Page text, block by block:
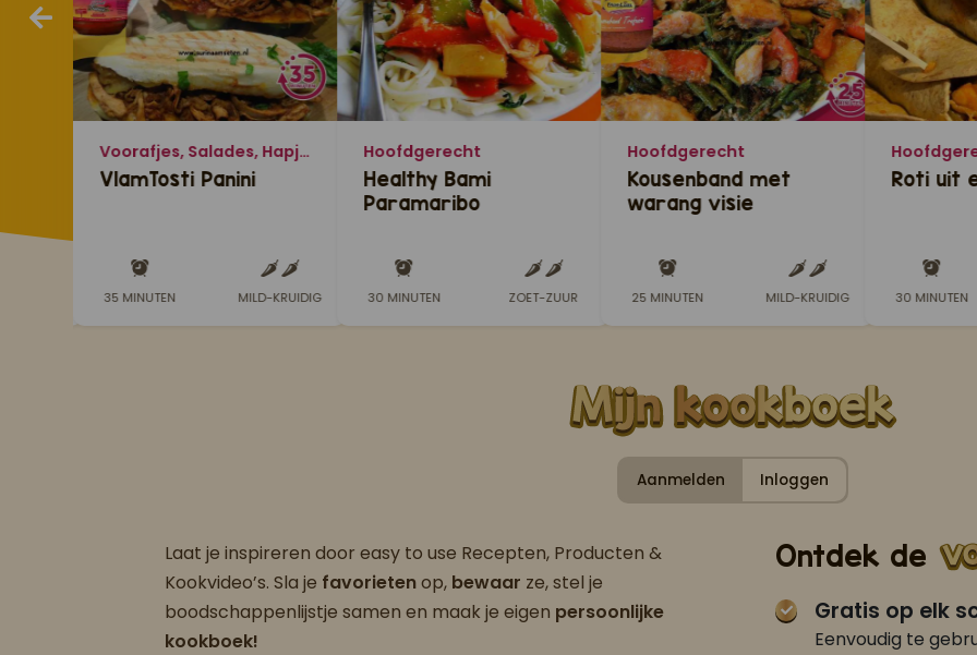
Voorafjes, Salades, Hapjes en Lekkernijen
VlamTosti Panini
35 MINUTEN MILD-KRUIDIG
Hoofdgerecht
Healthy Bami
Paramaribo
30 MINUTEN ZOET-ZUUR
Hoofdgerecht
Kousenband met
warang visie
vis)
25 MINUTEN MILD-KRUIDIG
Roti uit
30 MINUTEN
Aanmelden Inloggen
Laat je inspireren door easy to use Recepten, Producten &
Kookvideo’s. Sla je favorietenop, bewaar ze, stel je
boodschappenlijstje samen en maak je eigen persoonlijke
kookboek!
Ontdek de
Gratis op elk
Eenvoudig te